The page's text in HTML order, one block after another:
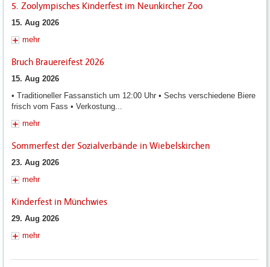
5. Zoolympisches Kinderfest im Neunkircher Zoo
15. Aug 2026
mehr
Bruch Brauereifest 2026
15. Aug 2026
• Traditioneller Fassanstich um 12:00 Uhr • Sechs verschiedene Biere
frisch vom Fass • Verkostung...
mehr
Sommerfest der Sozialverbände in Wiebelskirchen
23. Aug 2026
mehr
Kinderfest in Münchwies
29. Aug 2026
mehr